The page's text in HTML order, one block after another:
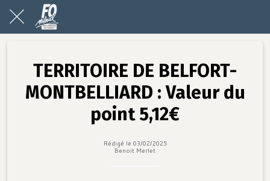
TERRITOIRE DE BELFORT-
MONTBELLIARD : Valeur du
point 5,12€
Rédigé le 03/02/2025
Benoit Merlet